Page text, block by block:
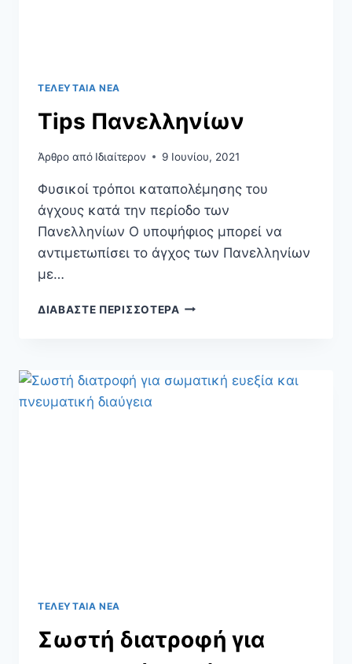
ΤΕΛΕΥΤΑΊΑ ΝΈΑ
Tips Πανελληνίων
Άρθρο από Ιδιαίτερον 9 Ιουνίου, 2021
Φυσικοί τρόποι καταπολέμησης του
άγχους κατά την περίοδο των
Πανελληνίων Ο υποψήφιος μπορεί να
αντιμετωπίσει το άγχος των Πανελληνίων
με…
ΔΙΑΒΆΣΤΕ ΠΕΡΙΣΣΌΤΕΡΑ
ΤΕΛΕΥΤΑΊΑ ΝΈΑ
Σωστή διατροφή για